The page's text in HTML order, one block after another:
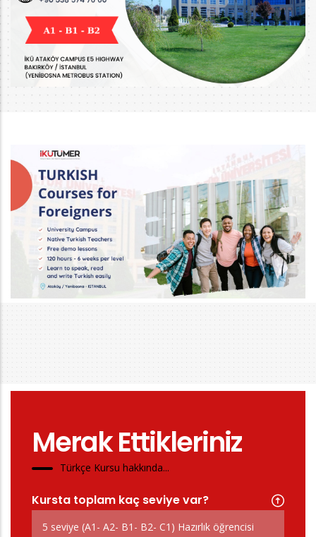
Merak Ettikleriniz
Türkçe Kursu hakkında...
Kursta toplam kaç seviye var?
5 seviye (A1- A2- B1- B2- C1) Hazırlık öğrencisi